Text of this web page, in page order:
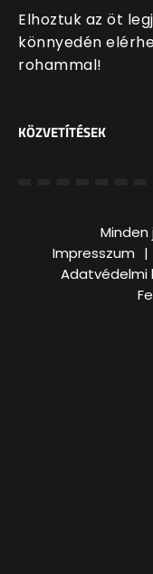
Elhoztuk az öt
könnyedén
rohammal!
KÖZVETÍTÉSEK
Impresszum
Adatvédelmi